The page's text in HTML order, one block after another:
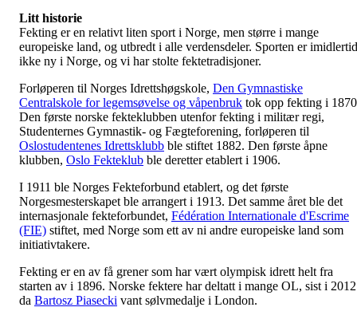
Litt historie
Fekting er en relativt liten sport i Norge, men større i mange
europeiske land, og utbredt i alle verdensdeler. Sporten er imidlertid
ikke ny i Norge, og vi har stolte fektetradisjoner.
Forløperen til Norges Idrettshøgskole, Den Gymnastiske
Centralskole for legemsøvelse og våpenbruk tok opp fekting i
Den første norske fekteklubben utenfor fekting i militær regi,
Studenternes Gymnastik- og Fægteforening, forløperen til
Oslostudentenes Idrettsklubb ble stiftet 1882. Den første åpne
klubben, Oslo Fekteklub ble deretter etablert i 1906.
I 1911 ble Norges Fekteforbund etablert, og det første
Norgesmesterskapet ble arrangert i 1913. Det samme året ble det
internasjonale fekteforbundet, Fédération Internationale d'Escrime
(FIE) stiftet, med Norge som ett av ni andre europeiske land som
initiativtakere.
Fekting er en av få grener som har vært olympisk idrett helt fra
starten av i 1896. Norske fektere har deltatt i mange OL, sist i 2012
da Bartosz Piasecki vant sølvmedalje i London.